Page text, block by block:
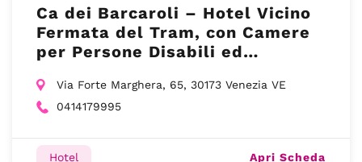
Ca dei Barcaroli – Hotel Vicino
Fermata del Tram, con Camere
per Persone Disabili ed
Via Forte Marghera, 65, 30173 Venezia VE
0414179995
Hotel Apri Scheda